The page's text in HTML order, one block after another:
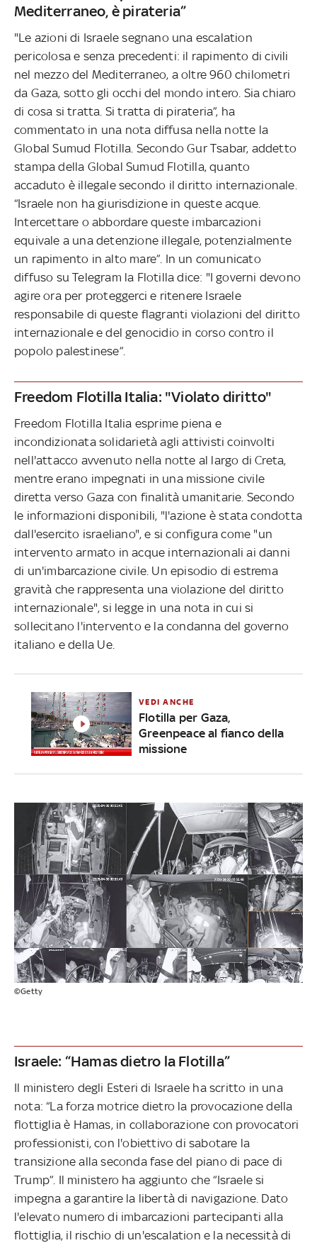
Mediterraneo, è pirateria”
"Le azioni di Israele segnano una escalation
pericolosa e senza precedenti: il rapimento di civili
nel mezzo del Mediterraneo, a oltre 960 chilometri
da Gaza, sotto gli occhi del mondo intero. Sia chiaro
di cosa si tratta. Si tratta di pirateria”, ha
commentato in una nota diffusa nella notte la
Global Sumud Flotilla. Secondo Gur Tsabar, addetto
stampa della Global Sumud Flotilla, quanto
accaduto è illegale secondo il diritto internazionale.
“Israele non ha giurisdizione in queste acque.
Intercettare o abbordare queste imbarcazioni
equivale a una detenzione illegale, potenzialmente
un rapimento in alto mare”. In un comunicato
diffuso su Telegram la Flotilla dice: "I governi devono
agire ora per proteggerci e ritenere Israele
responsabile di queste flagranti violazioni del diritto
internazionale e del genocidio in corso contro il
popolo palestinese”.
Freedom Flotilla Italia: "Violato diritto"
Freedom Flotilla Italia esprime piena e
incondizionata solidarietà agli attivisti coinvolti
nell'attacco avvenuto nella notte al largo di Creta,
mentre erano impegnati in una missione civile
diretta verso Gaza con finalità umanitarie. Secondo
le informazioni disponibili, "l'azione è stata condotta
dall'esercito israeliano", e si configura come "un
intervento armato in acque internazionali ai danni
di un'imbarcazione civile. Un episodio di estrema
gravità che rappresenta una violazione del diritto
internazionale", si legge in una nota in cui si
sollecitano l'intervento e la condanna del governo
italiano e della Ue.
VEDI ANCHE
Flotilla per Gaza,
Greenpeace al fianco della
missione
©Getty
Israele: “Hamas dietro la Flotilla”
Il ministero degli Esteri di Israele ha scritto in una
nota: “La forza motrice dietro la provocazione della
flottiglia è Hamas, in collaborazione con provocatori
professionisti, con l'obiettivo di sabotare la
transizione alla seconda fase del piano di pace di
Trump”. Il ministero ha aggiunto che “Israele si
impegna a garantire la libertà di navigazione. Dato
l'elevato numero di imbarcazioni partecipanti alla
flottiglia, il rischio di un'escalation e la necessità di